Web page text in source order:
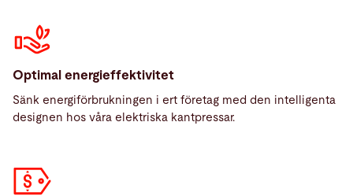
Optimal energieffektivitet
Sänk energiförbrukningen i ert företag med den intelligenta
designen hos våra elektriska kantpressar.